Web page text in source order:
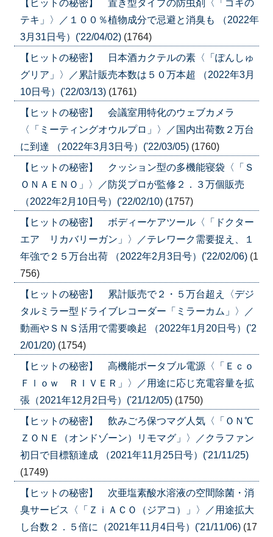
【ヒットの秘密】 置き型タイプの防虫剤〈「ゴキの
テキ」〉／１００％植物成分で忌避と消臭も （2022年
3月31日号）('22/04/02) (1764)
【ヒットの秘密】 日本酒カクテルの素〈「ぽんしゅ
グリア」〉／累計販売本数は５０万本超 （2022年3月
10日号）('22/03/13) (1761)
【ヒットの秘密】 会議室用特化のウェブカメラ
〈「ミーティングオウルプロ」〉／国内出荷数２万台
に到達 （2022年3月3日号）('22/03/05) (1760)
【ヒットの秘密】 クッション型の多機能寝袋〈「Ｓ
ＯＮＡＥＮＯ」〉／防災プロが監修２．３万個販売
（2022年2月10日号）('22/02/10) (1757)
【ヒットの秘密】 ボディーケアツール〈「ドクター
エア リカバリーガン」〉／テレワーク需要捉え、１
年強で２５万台出荷 （2022年2月3日号）('22/02/06) (1
756)
【ヒットの秘密】 累計販売で２・５万台超え〈デジ
タルミラー型ドライブレコーダー「ミラーカム」〉／
動画やＳＮＳ活用で需要喚起 （2022年1月20日号）('2
2/01/20) (1754)
【ヒットの秘密】 高機能ポータブル電源〈「Ｅｃｏ
Ｆｌｏｗ ＲＩＶＥＲ」〉／用途に応じ充電容量を拡
張（2021年12月2日号）('21/12/05) (1750)
【ヒットの秘密】 飲みごろ保つマグ人気〈「ＯＮ℃
ＺＯＮＥ（オンドゾーン）リモマグ」〉／クラファン
初日で目標額達成 （2021年11月25日号）('21/11/25)
(1749)
【ヒットの秘密】 次亜塩素酸水溶液の空間除菌・消
臭サービス〈「ＺｉＡＣＯ（ジアコ）」〉／用途拡大
し台数２．５倍に（2021年11月4日号）('21/11/06) (17